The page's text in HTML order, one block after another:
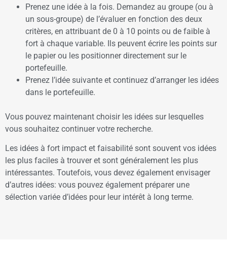
Prenez une idée à la fois. Demandez au groupe (ou à
un sous-groupe) de l’évaluer en fonction des deux
critères, en attribuant de 0 à 10 points ou de faible à
fort à chaque variable. Ils peuvent écrire les points sur
le papier ou les positionner directement sur le
portefeuille.
Prenez l’idée suivante et continuez d’arranger les idées
dans le portefeuille.
Vous pouvez maintenant choisir les idées sur lesquelles
vous souhaitez continuer votre recherche.
Les idées à fort impact et faisabilité sont souvent vos idées
les plus faciles à trouver et sont généralement les plus
intéressantes. Toutefois, vous devez également envisager
d’autres idées: vous pouvez également préparer une
sélection variée d’idées pour leur intérêt à long terme.